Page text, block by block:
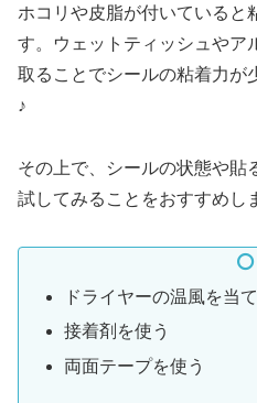
ホコリや皮脂が付いていると
す。ウェットティッシュやア
取ることでシールの粘着力が
♪
その上で、シールの状態や貼
試してみることをおすすめし
ドライヤーの温風を当
接着剤を使う
両面テープを使う